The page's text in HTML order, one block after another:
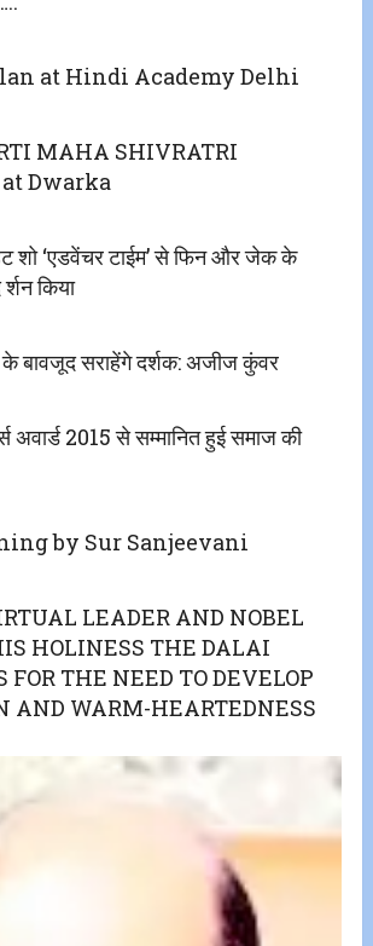
at Hindi Academy Delhi
MAHA SHIVRATRI
Dwarka
शो ‘एडवेंचर टाईम’ से फिन और जेक के
किया
के बावजूद सराहेंगे दर्शक: अजीज कुंवर
अवार्ड 2015 से सम्मानित हुई समाज की
by Sur Sanjeevani
LEADER AND NOBEL
HOLINESS THE DALAI
THE NEED TO DEVELOP
AND WARM-HEARTEDNESS